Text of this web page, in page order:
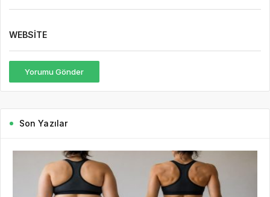
WEBSITE
Yorumu Gönder
Son Yazılar